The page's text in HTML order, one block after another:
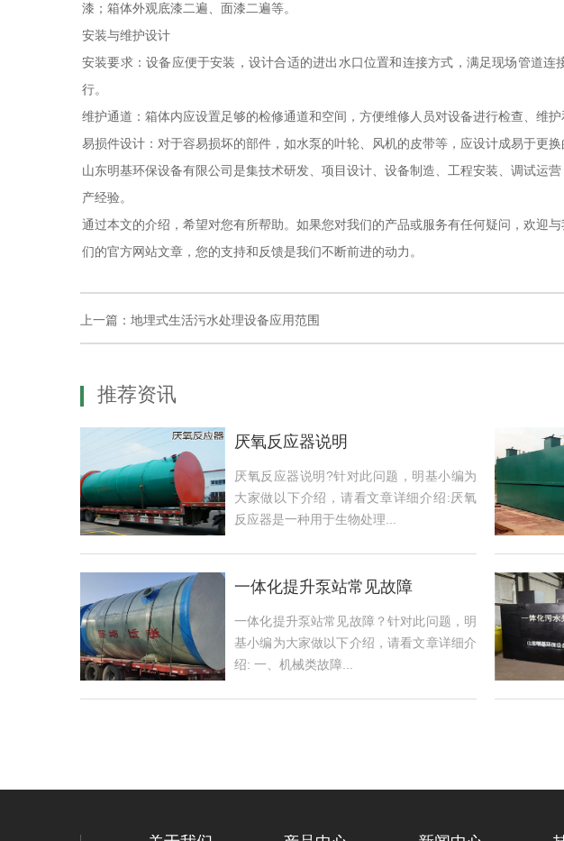
漆；箱体外观底漆二遍、面漆二遍等。
安装与维护设计
安装要求：设备应便于安装，设计合适的进出水口位置和连接方式，满足现场管道
行。
维护通道：箱体内应设置足够的检修通道和空间，方便维修人员对设备进行检查、维护
易损件设计：对于容易损坏的部件，如水泵的叶轮、风机的皮带等，应设计成易于更换
山东明基环保设备有限公司是集技术研发、项目设计、设备制造、工程安装、调试运
产经验。
通过本文的介绍，希望对您有所帮助。如果您对我们的产品或服务有任何疑问，欢迎
们的官方网站文章，您的支持和反馈是我们不断前进的动力。
上一篇：地埋式生活污水处理设备应用范围
推荐资讯
厌氧反应器说明
厌氧反应器说明?针对此问题，明基小编为
大家做以下介绍，请看文章详细介绍:厌氧
反应器是一种用于生物处理...
一体化提升泵站常见故障
一体化提升泵站常见故障？针对此问题，明
基小编为大家做以下介绍，请看文章详细介
绍: ‌一、机械类故障‌...